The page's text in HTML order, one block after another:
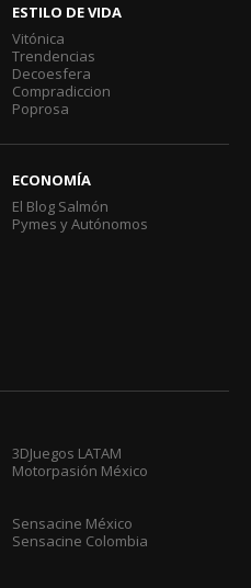
ESTILO DE VIDA
Vitónica
Trendencias
Decoesfera
Compradiccion
Poprosa
ECONOMÍA
El Blog Salmón
Pymes y Autónomos
3DJuegos LATAM
Motorpasión México
Sensacine México
Sensacine Colombia